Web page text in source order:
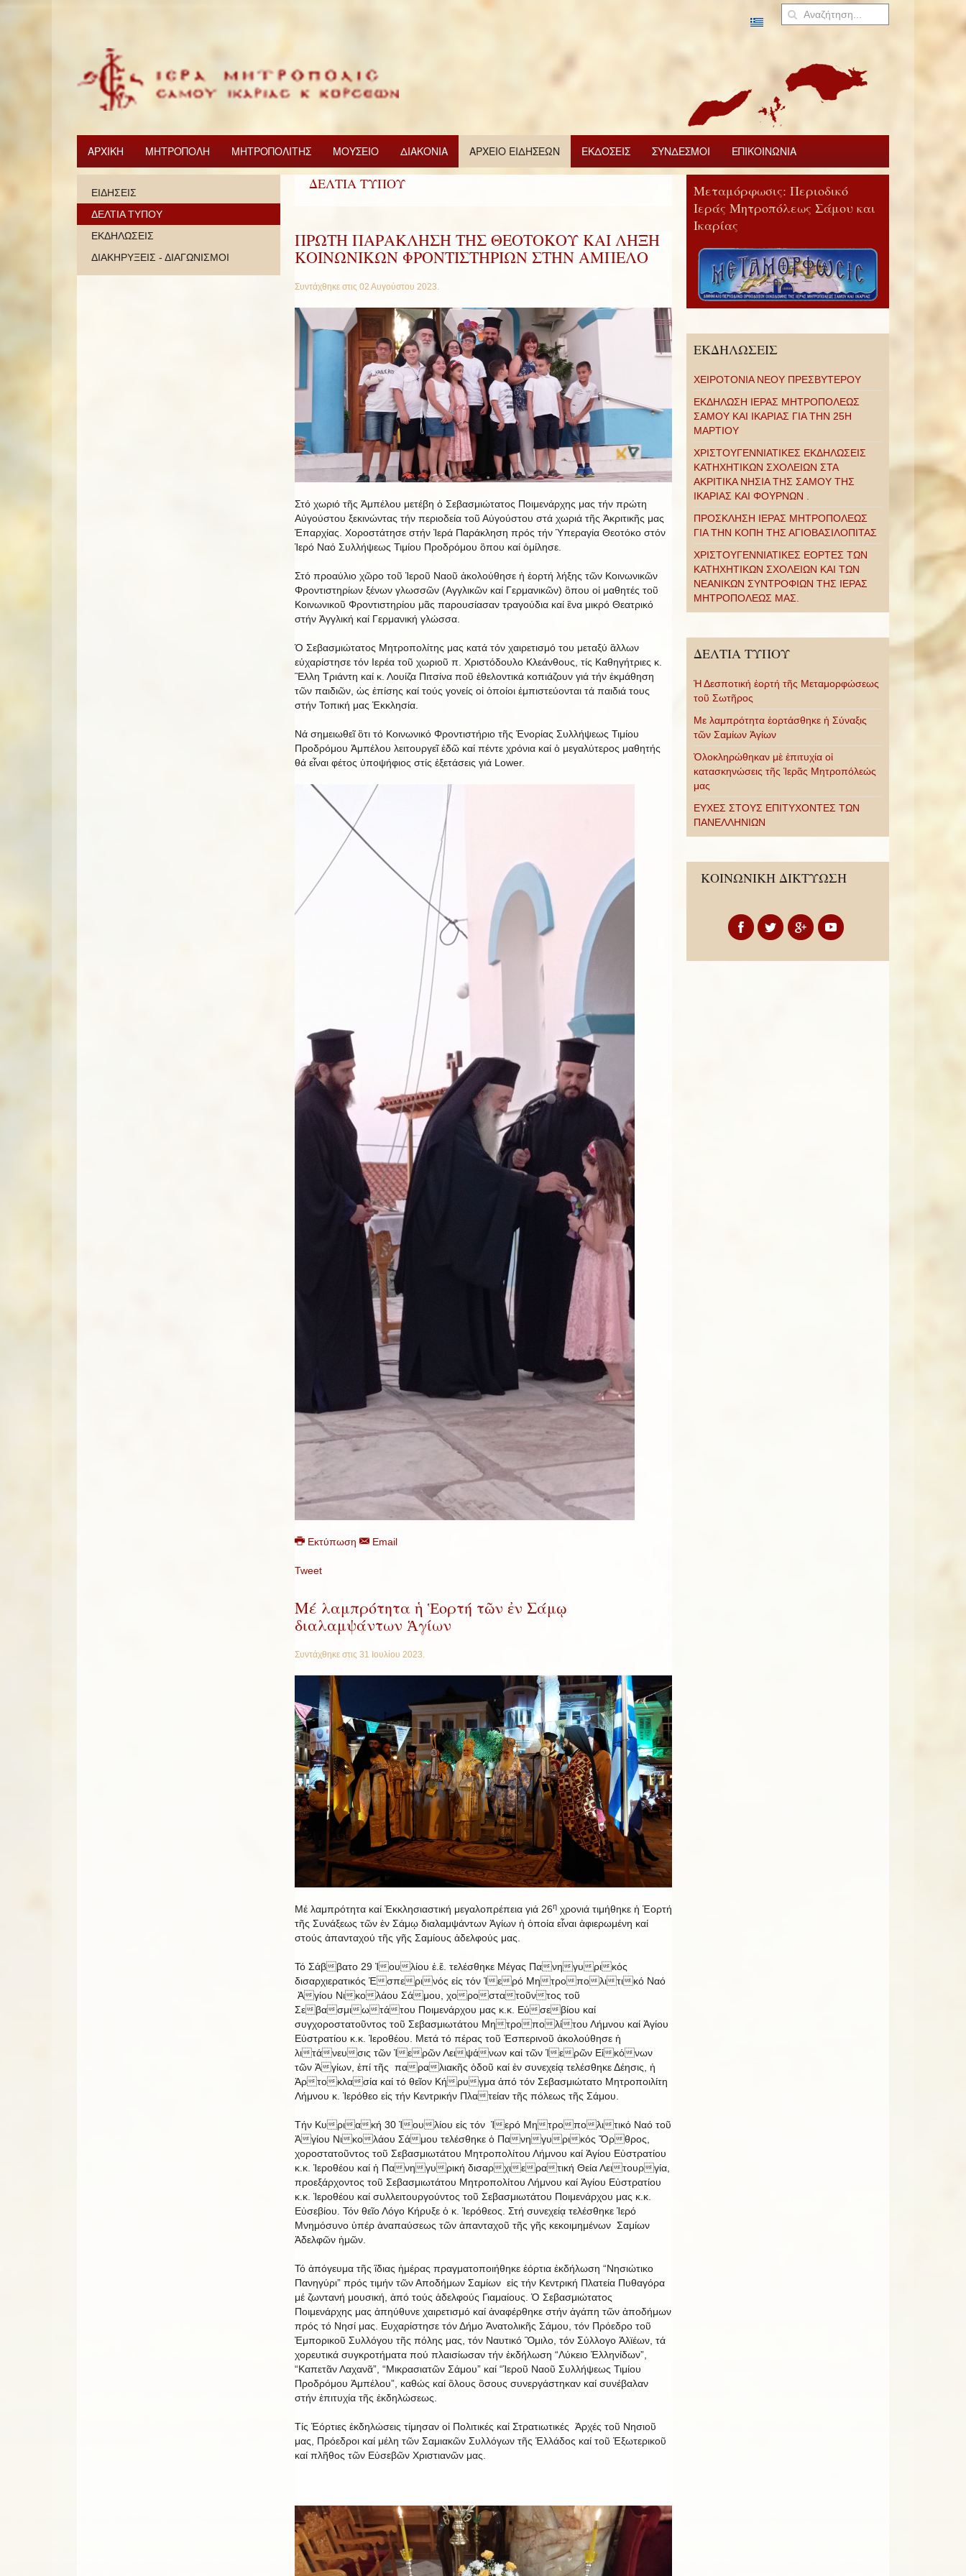
ΑΡΧΙΚΗ ΜΗΤΡΟΠΟΛΗ ΜΗΤΡΟΠΟΛΙΤΗΣ ΜΟΥΣΕΙΟ ΔΙΑΚΟΝΙΑ ΑΡΧΕΙΟ ΕΙΔΗΣΕΩΝ ΕΚΔΟΣΕΙΣ ΣΥΝΔΕΣΜΟΙ ΕΠΙΚΟΙΝΩΝΙΑ
ΔΕΛΤΙΑ ΤΥΠΟΥ
ΠΡΩΤΗ ΠΑΡΑΚΛΗΣΗ ΤΗΣ ΘΕΟΤΟΚΟΥ ΚΑΙ ΛΗΞΗ
ΚΟΙΝΩΝΙΚΩΝ ΦΡΟΝΤΙΣΤΗΡΙΩΝ ΣΤΗΝ ΑΜΠΕΛΟ
Συντάχθηκε στις 02 Αυγούστου 2023.
Στό χωριό τῆς Ἀμπέλου μετέβη ὁ Σεβασμιώτατος Ποιμενάρχης μας τήν πρώτη
Αὐγούστου ξεκινώντας τήν περιοδεία τοῦ Αὐγούστου στά χωριά τῆς Ἀκριτικῆς μας
Ἐπαρχίας. Χοροστάτησε στήν Ἱερά Παράκληση πρός τήν Ὑπεραγία Θεοτόκο στόν
Ἱερό Ναό Συλλήψεως Τιμίου Προδρόμου ὃπου καί ὁμίλησε.
Στό προαύλιο χῶρο τοῦ Ἱεροῦ Ναοῦ ἀκολούθησε ἡ ἑορτή λήξης τῶν Κοινωνικῶν
Φροντιστηρίων ξένων γλωσσῶν (Αγγλικῶν καί Γερμανικῶν) ὃπου οἱ μαθητές τοῦ
Κοινωνικοῦ Φροντιστηρίου μᾶς παρουσίασαν τραγούδια καί ἓνα μικρό Θεατρικό
στήν Ἀγγλική καί Γερμανική γλώσσα.
Ὁ Σεβασμιώτατος Μητροπολίτης μας κατά τόν χαιρετισμό του μεταξύ ἃλλων
εὐχαρίστησε τόν Ιερέα τοῦ χωριοῦ π. Χριστόδουλο Κλεάνθους, τίς Καθηγήτριες κ.
Ἒλλη Τριάντη καί κ. Λουίζα Πιτσίνα ποῦ ἐθελοντικά κοπιάζουν γιά τήν ἐκμάθηση
τῶν παιδιῶν, ὡς ἐπίσης καί τούς γονείς οἱ ὁποίοι ἐμπιστεύονται τά παιδιά τους
στήν Τοπική μας Ἑκκλησία.
Νά σημειωθεῖ ὃτι τό Κοινωνικό Φροντιστήριο τῆς Ἐνορίας Συλλήψεως Τιμίου
Προδρόμου Ἀμπέλου λειτουργεῖ ἐδῶ καί πέντε χρόνια καί ὁ μεγαλύτερος μαθητής
θά εἶναι φέτος ὑποψήφιος στίς ἐξετάσεις γιά Lower.
Εκτύπωση Email
Tweet
Μέ λαμπρότητα ἡ Ἑορτή τῶν ἐν Σάμῳ
διαλαμψάντων Ἁγίων
Συντάχθηκε στις 31 Ιουλίου 2023
Μέ λαμπρότητα καί Ἐκκλησιαστική μεγαλοπρέπεια γιά 26ηχρονιά τιμήθηκε ἡ Ἑορτή
τῆς Συνάξεως τῶν ἐν Σάμῳ διαλαμψάντων Ἁγίων ἡ ὁποία εἶναι ἀφιερωμένη καί
στούς ἀπανταχού τῆς γῆς Σαμίους ἀδελφούς μας.
Τό Σάββατο 29 Ἰουλίου ἐ.ἔ. τελέσθηκε Μέγας Πανηγυρικός
δισαρχιερατικός Ἑσπερινός εἰς τόν Ἱερό Μητροπολιτικό Ναό
Ἁγίου Νικολάου Σάμου, χοροστατοῦντος τοῦ
Σεβασμιωτάτου Ποιμενάρχου μας κ.κ. Εὐσεβίου καί
συγχοροστατοῦντος τοῦ Σεβασμιωτάτου Μητροπολίτου Λήμνου καί Ἁγίου
Εὐστρατίου κ.κ. Ἱεροθέου. Μετά τό πέρας τοῦ Ἑσπερινοῦ ἀκολούθησε ἡ
λιτάνευσις τῶν Ἱερῶν Λειψάνων καί τῶν Ἱερῶν Εἰκόνων
τῶν Ἁγίων, ἐπί τῆς παραλιακῆς ὁδοῦ καί ἐν συνεχείᾳ τελέσθηκε Δέησις, ἡ
Ἀρτοκλασία καί τό θεῖον Κήρυγμα ἀπό τόν Σεβασμιώτατο Μητροποιλίτη
Λήμνου κ. Ἱερόθεο εἰς τήν Κεντρικήν Πλατείαν τῆς πόλεως τῆς Σάμου.
Τήν Κυριακή 30 Ἰουλίου εἰς τόν Ἱερό Μητροπολιτικό Ναό τοῦ
Ἁγίου Νικολάου Σάμου τελέσθηκε ὁ Πανηγυρικός Ὄρθρος,
χοροστατοῦντος τοῦ Σεβασμιωτάτου Μητροπολίτου Λήμνου καί Ἁγίου Εὐστρατίου
κ.κ. Ἱεροθέου καί ἡ Πανηγυρική δισαρχιερατική Θεία Λειτουργία,
προεξάρχοντος τοῦ Σεβασμιωτάτου Μητροπολίτου Λήμνου καί Ἁγίου Εὐστρατίου
κ.κ. Ἱεροθέου καί συλλειτουργούντος τοῦ Σεβασμιωτάτου Ποιμενάρχου μας κ.κ.
Εὐσεβίου. Τόν θεῖο Λόγο Κήρυξε ὁ κ. Ἱερόθεος. Στή συνεχείᾳ τελέσθηκε Ἱερό
Μνημόσυνο ὑπέρ ἀναπαύσεως τῶν ἀπανταχοῦ τῆς γῆς κεκοιμημένων Σαμίων
Ἀδελφῶν ἡμῶν.
Τό ἀπόγευμα τῆς ἳδιας ἡμέρας πραγματοποιήθηκε ἑόρτια ἐκδήλωση “Νησιώτικο
Πανηγύρι” πρός τιμήν τῶν Αποδήμων Σαμίων εἰς τήν Κεντρική Πλατεία Πυθαγόρα
μέ ζωντανή μουσική, ἀπό τούς ἀδελφούς Γιαμαίους. Ὁ Σεβασμιώτατος
Ποιμενάρχης μας ἀπηύθυνε χαιρετισμό καί ἀναφέρθηκε στήν ἀγάπη τῶν ἀποδήμων
πρός τό Νησί μας. Ευχαρίστησε τόν Δήμο Ἀνατολικῆς Σάμου, τόν Πρόεδρο τοῦ
Ἐμπορικοῦ Συλλόγου τῆς πόλης μας, τόν Ναυτικό Ὃμιλο, τόν Σύλλογο Ἀλϊέων, τά
χορευτικά συγκροτήματα πού πλαισίωσαν τήν ἐκδήλωση “Λύκειο Ἑλληνίδων”,
“Καπετᾶν Λαχανᾶ”, “Μικρασιατῶν Σάμου” καί “Ἱεροῦ Ναοῦ Συλλήψεως Τιμίου
Προδρόμου Ἀμπέλου”, καθώς καί ὃλους ὃσους συνεργάστηκαν καί συνέβαλαν
στήν ἐπιτυχία τῆς ἐκδηλώσεως.
Τίς Ἑόρτιες ἐκδηλώσεις τίμησαν οἱ Πολιτικές καί Στρατιωτικές Ἀρχές τοῦ Νησιοῦ
μας, Πρόεδροι καί μέλη τῶν Σαμιακῶν Συλλόγων τῆς Ἑλλάδος καί τοῦ Ἐξωτερικοῦ
καί πλῆθος τῶν Εὐσεβῶν Χριστιανῶν μας.
ΕΙΔΗΣΕΙΣ
ΔΕΛΤΙΑ ΤΥΠΟΥ
ΕΚΔΗΛΩΣΕΙΣ
ΔΙΑΚΗΡΥΞΕΙΣ - ΔΙΑΓΩΝΙΣΜΟΙ
Μεταμόρφωσις: Περιοδικό
Ιεράς Μητροπόλεως Σάμου και
Ικαρίας
ΕΚΔΗΛΩΣΕΙΣ
ΧΕΙΡΟΤΟΝΙΑ ΝΕΟΥ ΠΡΕΣΒΥΤΕΡΟΥ
ΕΚΔΗΛΩΣΗ ΙΕΡΑΣ ΜΗΤΡΟΠΟΛΕΩΣ
ΣΑΜΟΥ ΚΑΙ ΙΚΑΡΙΑΣ ΓΙΑ ΤΗΝ 25Η
ΜΑΡΤΙΟΥ
ΧΡΙΣΤΟΥΓΕΝΝΙΑΤΙΚΕΣ ΕΚΔΗΛΩΣΕΙΣ
ΚΑΤΗΧΗΤΙΚΩΝ ΣΧΟΛΕΙΩΝ ΣΤΑ
ΑΚΡΙΤΙΚΑ ΝΗΣΙΑ ΤΗΣ ΣΑΜΟΥ ΤΗΣ
ΙΚΑΡΙΑΣ ΚΑΙ ΦΟΥΡΝΩΝ .
ΠΡΟΣΚΛΗΣΗ ΙΕΡΑΣ ΜΗΤΡΟΠΟΛΕΩΣ
ΓΙΑ ΤΗΝ ΚΟΠΗ ΤΗΣ ΑΓΙΟΒΑΣΙΛΟΠΙΤΑΣ
ΧΡΙΣΤΟΥΓΕΝΝΙΑΤΙΚΕΣ ΕΟΡΤΕΣ ΤΩΝ
ΚΑΤΗΧΗΤΙΚΩΝ ΣΧΟΛΕΙΩΝ ΚΑΙ ΤΩΝ
ΝΕΑΝΙΚΩΝ ΣΥΝΤΡΟΦΙΩΝ ΤΗΣ ΙΕΡΑΣ
ΜΗΤΡΟΠΟΛΕΩΣ ΜΑΣ.
ΔΕΛΤΙΑ ΤΥΠΟΥ
Ἡ Δεσποτική ἑορτή τῆς Μεταμορφώσεως
τοῦ Σωτῆρος
Με λαμπρότητα ἑορτάσθηκε ἡ Σύναξις
τῶν Σαμίων Ἁγίων
Ὁλοκληρώθηκαν μὲ ἐπιτυχία οἱ
κατασκηνώσεις τῆς Ἱερᾶς Μητροπόλεώς
μας
ΕΥΧΕΣ ΣΤΟΥΣ ΕΠΙΤΥΧΟΝΤΕΣ ΤΩΝ
ΠΑΝΕΛΛΗΝΙΩΝ
ΚΟΙΝΩΝΙΚΗ ΔΙΚΤΥΩΣΗ